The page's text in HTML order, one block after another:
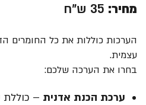
מחיר: 35 ש"ח
הערכות כוללות את כל החומרים
עצמית.
בחרו את הערכה שלכם:
ערכת הכנת אדנית –